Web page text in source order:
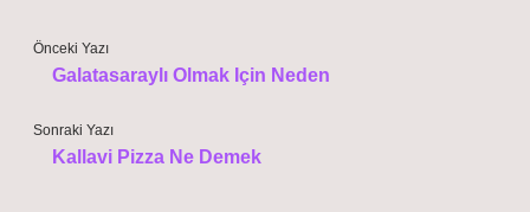
Önceki Yazı
Galatasaraylı Olmak Için Neden
Sonraki Yazı
Kallavi Pizza Ne Demek